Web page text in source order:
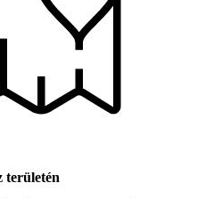
területén